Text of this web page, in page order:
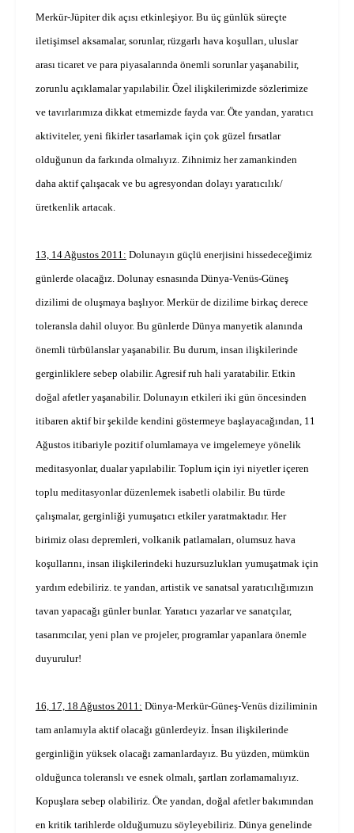
Merkür-Jüpiter dik açısı etkinleşiyor. Bu üç günlük süreçte
iletişimsel aksamalar, sorunlar, rüzgarlı hava koşulları, uluslar
arası ticaret ve para piyasalarında önemli sorunlar yaşanabilir,
zorunlu açıklamalar yapılabilir. Özel ilişkilerimizde sözlerimize
ve tavırlarımıza dikkat etmemizde fayda var. Öte yandan, yaratıcı
aktiviteler, yeni fikirler tasarlamak için çok güzel fırsatlar
olduğunun da farkında olmalıyız. Zihnimiz her zamankinden
daha aktif çalışacak ve bu agresyondan dolayı yaratıcılık/
üretkenlik artacak.
13, 14 Ağustos 2011: Dolunayın güçlü enerjisini hissedeceğimiz
günlerde olacağız. Dolunay esnasında Dünya-Venüs-Güneş
dizilimi de oluşmaya başlıyor. Merkür de dizilime birkaç derece
toleransla dahil oluyor. Bu günlerde Dünya manyetik alanında
önemli türbülanslar yaşanabilir. Bu durum, insan ilişkilerinde
gerginliklere sebep olabilir. Agresif ruh hali yaratabilir. Etkin
doğal afetler yaşanabilir. Dolunayın etkileri iki gün öncesinden
itibaren aktif bir şekilde kendini göstermeye başlayacağından, 11
Ağustos itibariyle pozitif olumlamaya ve imgelemeye yönelik
meditasyonlar, dualar yapılabilir. Toplum için iyi niyetler içeren
toplu meditasyonlar düzenlemek isabetli olabilir. Bu türde
çalışmalar, gerginliği yumuşatıcı etkiler yaratmaktadır. Her
birimiz olası depremleri, volkanik patlamaları, olumsuz hava
koşullarını, insan ilişkilerindeki huzursuzlukları yumuşatmak için
yardım edebiliriz. te yandan, artistik ve sanatsal yaratıcılığımızın
tavan yapacağı günler bunlar. Yaratıcı yazarlar ve sanatçılar,
tasarımcılar, yeni plan ve projeler, programlar yapanlara önemle
duyurulur!
16, 17, 18 Ağustos 2011: Dünya-Merkür-Güneş-Venüs diziliminin
tam anlamıyla aktif olacağı günlerdeyiz. İnsan ilişkilerinde
gerginliğin yüksek olacağı zamanlardayız. Bu yüzden, mümkün
olduğunca toleranslı ve esnek olmalı, şartları zorlamamalıyız.
Kopuşlara sebep olabiliriz. Öte yandan, doğal afetler bakımından
en kritik tarihlerde olduğumuzu söyleyebiliriz. Dünya genelinde